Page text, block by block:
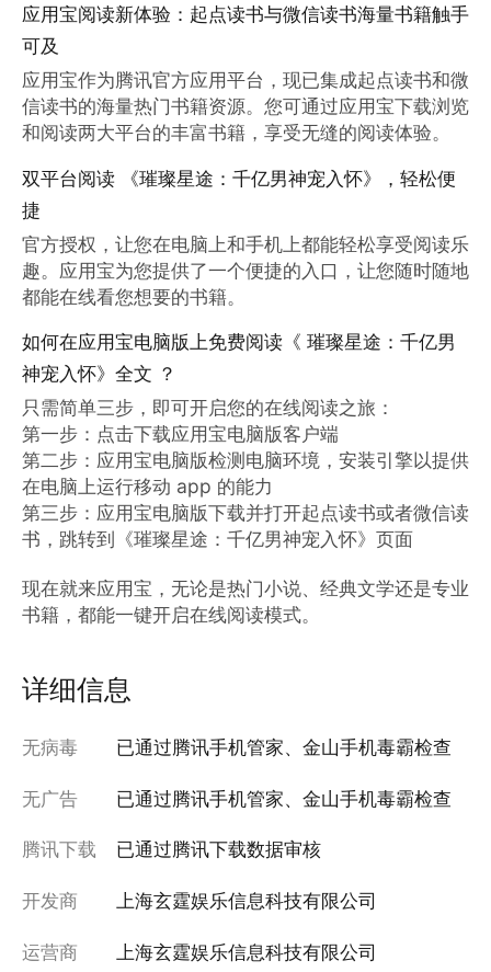
应用宝阅读新体验：起点读书与微信读书海量书籍触手
可及
应用宝作为腾讯官方应用平台，现已集成起点读书和微
信读书的海量热门书籍资源。您可通过应用宝下载浏览
和阅读两大平台的丰富书籍，享受无缝的阅读体验。
双平台阅读 《璀璨星途：千亿男神宠入怀》，轻松便
捷
官方授权，让您在电脑上和手机上都能轻松享受阅读乐
趣。应用宝为您提供了一个便捷的入口，让您随时随地
都能在线看您想要的书籍。
如何在应用宝电脑版上免费阅读《 璀璨星途：千亿男
神宠入怀》全文 ？
只需简单三步，即可开启您的在线阅读之旅：
第一步：点击下载应用宝电脑版客户端
第二步：应用宝电脑版检测电脑环境，安装引擎以提供
在电脑上运行移动 app 的能力
第三步：应用宝电脑版下载并打开起点读书或者微信读
书，跳转到《璀璨星途：千亿男神宠入怀》页面
现在就来应用宝，无论是热门小说、经典文学还是专业
书籍，都能一键开启在线阅读模式。
详细信息
无病毒 已通过腾讯手机管家、金山手机毒霸检查
无广告 已通过腾讯手机管家、金山手机毒霸检查
腾讯下载 已通过腾讯下载数据审核
开发商 上海玄霆娱乐信息科技有限公司
运营商 上海玄霆娱乐信息科技有限公司